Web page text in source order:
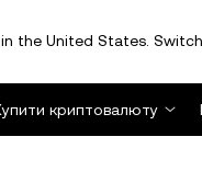
the United States.
криптовалюту